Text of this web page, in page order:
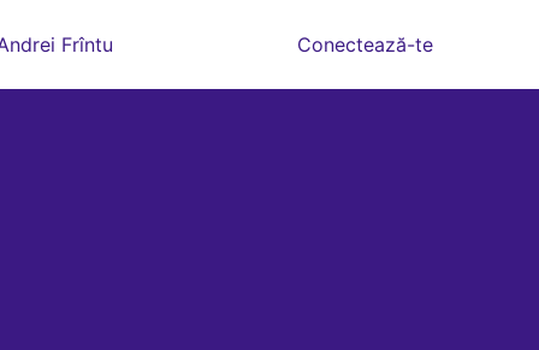
Frîntu Conectează-te